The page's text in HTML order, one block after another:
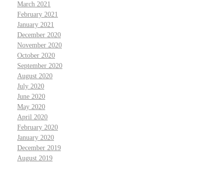
March 2021
February 2021
January 2021
December 2020
November 2020
October 2020
September 2020
August 2020
July 2020
June 2020
May 2020
April 2020
February 2020
January 2020
December 2019
August 2019